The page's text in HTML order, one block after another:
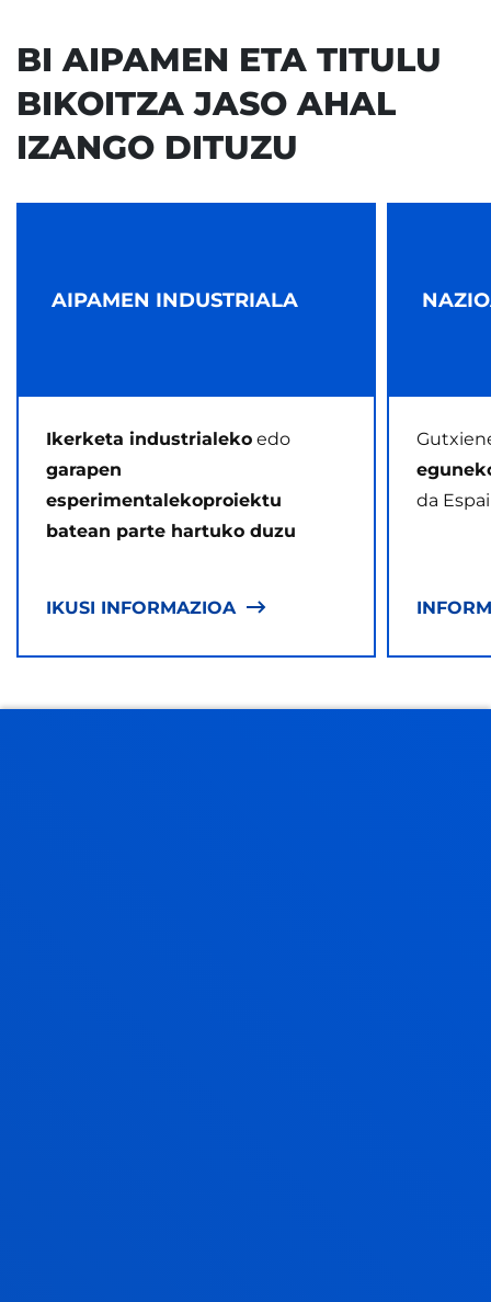
BI AIPAMEN ETA TITULU
BIKOITZA JASO AHAL
IZANGO DITUZU
AIPAMEN INDUSTRIALA
Ikerketa industrialeko edo
garapen
esperimentalekoproiektu
batean parte hartuko duzu
IKUSI INFORMAZIOA
da